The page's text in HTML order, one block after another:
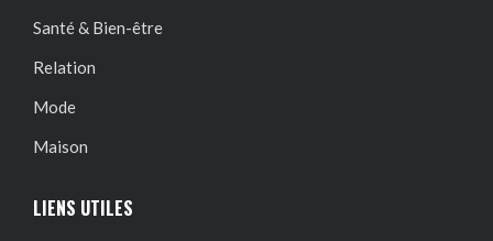
Santé & Bien-être
Relation
Mode
Maison
LIENS UTILES